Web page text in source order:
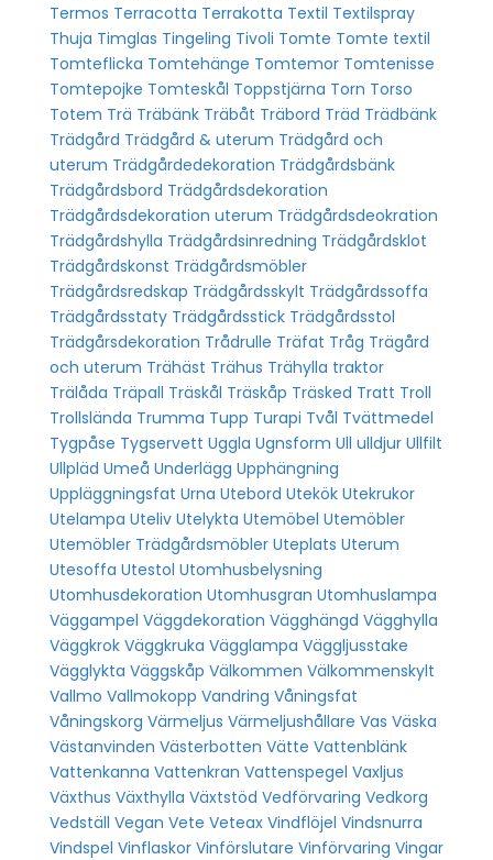
Termos Terracotta Terrakotta Textil Textilspray
Thuja Timglas Tingeling Tivoli Tomte Tomte textil
Tomteflicka Tomtehänge Tomtemor Tomtenisse
Tomtepojke Tomteskål Toppstjärna Torn Torso
Totem Trä Träbänk Träbåt Träbord Träd Trädbänk
Trädgård Trädgård & uterum Trädgård och
uterum Trädgårdedekoration Trädgårdsbänk
Trädgårdsbord Trädgårdsdekoration
Trädgårdsdekoration uterum Trädgårdsdeokration
Trädgårdshylla Trädgårdsinredning Trädgårdsklot
Trädgårdskonst Trädgårdsmöbler
Trädgårdsredskap Trädgårdsskylt Trädgårdssoffa
Trädgårdsstaty Trädgårdsstick Trädgårdsstol
Trädgårsdekoration Trådrulle Träfat Tråg Trägård
och uterum Trähäst Trähus Trähylla traktor
Trälåda Träpall Träskål Träskåp Träsked Tratt Troll
Trollslända Trumma Tupp Turapi Tvål Tvättmedel
Tygpåse Tygservett Uggla Ugnsform Ull ulldjur Ullfilt
Ullpläd Umeå Underlägg Upphängning
Uppläggningsfat Urna Utebord Utekök Utekrukor
Utelampa Uteliv Utelykta Utemöbel Utemöbler
Utemöbler Trädgårdsmöbler Uteplats Uterum
Utesoffa Utestol Utomhusbelysning
Utomhusdekoration Utomhusgran Utomhuslampa
Väggampel Väggdekoration Vägghängd Vägghylla
Väggkrok Väggkruka Vägglampa Väggljusstake
Vägglykta Väggskåp Välkommen Välkommenskylt
Vallmo Vallmokopp Vandring Våningsfat
Våningskorg Värmeljus Värmeljushållare Vas Väska
Västanvinden Västerbotten Vätte Vattenblänk
Vattenkanna Vattenkran Vattenspegel Vaxljus
Växthus Växthylla Växtstöd Vedförvaring Vedkorg
Vedställ Vegan Vete Veteax Vindflöjel Vindsnurra
Vindspel Vinflaskor Vinförslutare Vinförvaring Vingar